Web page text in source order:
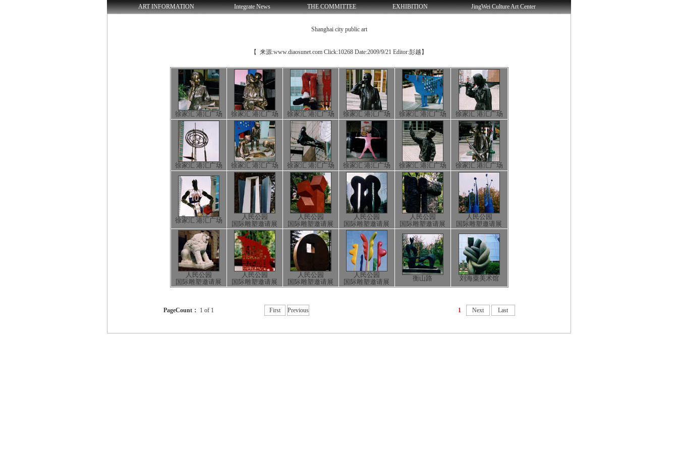
ART INFORMATION Integrate News THE COMMITTEE EXHIBITION JingWei Culture Art Center
Shanghai city public art
【 来源:www.diaosunet.com Click:10268 Date:2009/9/21 Editor:彭越】
徐家汇 港汇广场 徐家汇 港汇广场 徐家汇 港汇广场 徐家汇 港汇广场 徐家汇 港汇广场 徐家汇 港汇广场
徐家汇 港汇广场 徐家汇 港汇广场 徐家汇 港汇广场 徐家汇 港汇广场 徐家汇 港汇广场 徐家汇 港汇广场
徐家汇 港汇广场
人民公园
国际雕塑邀请展
人民公园
国际雕塑邀请展
人民公园
国际雕塑邀请展
人民公园
国际雕塑邀请展
人民公园
国际雕塑邀请展
人民公园
国际雕塑邀请展
人民公园
国际雕塑邀请展
人民公园
国际雕塑邀请展
人民公园
国际雕塑邀请展
衡山路 刘海粟美术馆
PageCount： 1 of 1 First Previous 1 Next Last